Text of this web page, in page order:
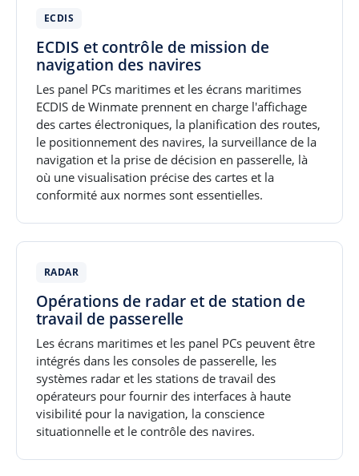
ECDIS
ECDIS et contrôle de mission de
navigation des navires
Les panel PCs maritimes et les écrans maritimes
ECDIS de Winmate prennent en charge l'affichage
des cartes électroniques, la planification des routes,
le positionnement des navires, la surveillance de la
navigation et la prise de décision en passerelle, là
où une visualisation précise des cartes et la
conformité aux normes sont essentielles.
RADAR
Opérations de radar et de station de
travail de passerelle
Les écrans maritimes et les panel PCs peuvent être
intégrés dans les consoles de passerelle, les
systèmes radar et les stations de travail des
opérateurs pour fournir des interfaces à haute
visibilité pour la navigation, la conscience
situationnelle et le contrôle des navires.